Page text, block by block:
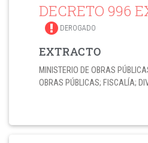
DECRETO 996
DEROGADO
EXTRACTO
MINISTERIO DE OBRAS
OBRAS PÚBLICAS; FISCALÍA;